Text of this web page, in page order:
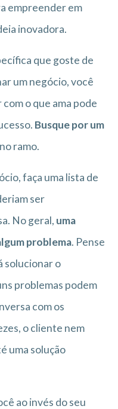
empreender em
inovadora.
que goste de
um negócio, você
o que ama pode
Busque por um
ramo.
faça uma lista de
ser
No geral, uma
problema. Pense
solucionar o
problemas podem
com os
o cliente nem
uma solução
ao invés do seu